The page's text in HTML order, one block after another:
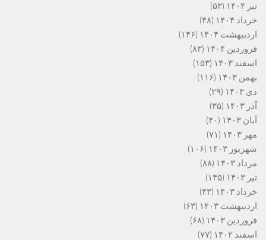
تیر ۱۴۰۴
(۵۳)
خرداد ۱۴۰۴
(۴۸)
اردیبهشت ۱۴۰۴
(۱۴۶)
فروردین ۱۴۰۴
(۸۳)
اسفند ۱۴۰۳
(۱۵۳)
بهمن ۱۴۰۳
(۱۱۶)
دی ۱۴۰۳
(۲۹)
آذر ۱۴۰۳
(۳۵)
آبان ۱۴۰۳
(۴۰)
مهر ۱۴۰۳
(۷۱)
شهریور ۱۴۰۳
(۱۰۶)
مرداد ۱۴۰۳
(۸۸)
تیر ۱۴۰۳
(۱۴۵)
خرداد ۱۴۰۳
(۴۳)
اردیبهشت ۱۴۰۳
(۶۳)
فروردین ۱۴۰۳
(۶۸)
اسفند ۱۴۰۲
(۷۷)